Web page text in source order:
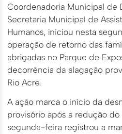
Coordenadoria Municipal de
Secretaria Municipal de
Humanos, iniciou nesta
operação de retorno das
abrigadas no Parque de
decorrência da alagação
Rio Acre.
A ação marca o início da
provisório após a redução
segunda-feira registrou a